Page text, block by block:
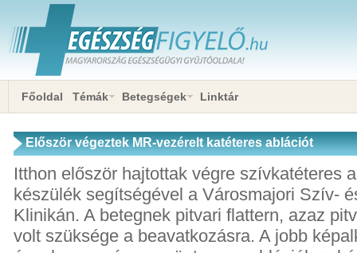
Főoldal Témák Betegségek Linktár
Először végeztek MR-vezérelt katéteres ablációt
Itthon először hajtottak végre szívkatéteres
készülék segítségével a Városmajori Szív-
Klinikán. A betegnek pitvari flattern, azaz
volt szüksége a beavatkozásra. A jobb